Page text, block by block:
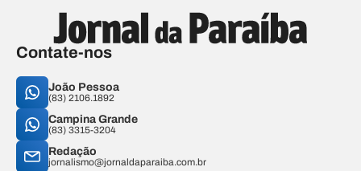
Contate-nos
João Pessoa
(83) 2106.1892
Campina Grande
(83) 3315-3204
Redação
jornalismo@jornaldaparaiba.com.br